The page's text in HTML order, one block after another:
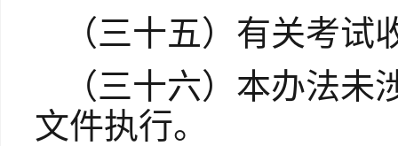
（三十五）有关考
（三十六）本办法
文件执行。